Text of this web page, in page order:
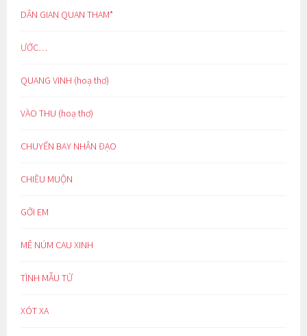
DÂN GIAN QUAN THAM*
ƯỚC…
QUANG VINH (hoạ thơ)
VÀO THU (hoạ thơ)
CHUYẾN BAY NHÂN ĐẠO
CHIỀU MUỘN
GỞI EM
MÊ NÚM CAU XINH
TÌNH MẪU TỬ
XÓT XA